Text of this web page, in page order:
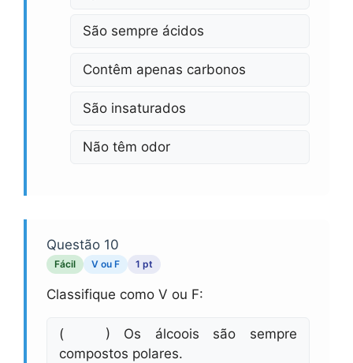
São sempre ácidos
Contêm apenas carbonos
São insaturados
Não têm odor
Questão 10
Fácil V ou F 1 pt
Classifique como V ou F:
( ) Os álcoois são sempre
compostos polares.